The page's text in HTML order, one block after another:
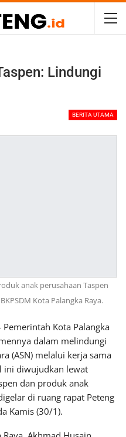
Lindungi
BERITA UTAMA
anak perusahaan Taspen
Kota Palangka Raya.
Pemerintah Kota Palangka
dalam melindungi
(ASN) melalui kerja sama
ini diwujudkan lewat
dan produk anak
di ruang rapat Peteng
Kamis (30/1).